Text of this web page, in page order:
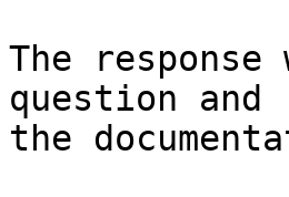
The
question and
the